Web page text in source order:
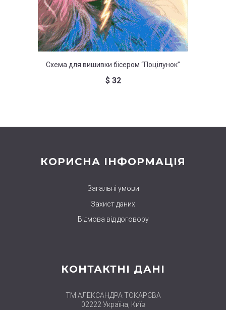
Схема для вишивки бісером “Поцілунок”
$32
КОРИСНА ІНФОРМАЦІЯ
Загальні умови
Захист даних
Відмова від договору
КОНТАКТНІ ДАНІ
ТМ АЛЕКСАНДРА ТОКАРЄВА
02222 Україна, Київ